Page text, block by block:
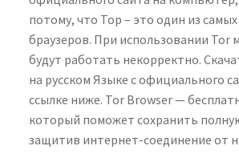
потому, что Тор – это один из
браузеров. При использовании Tor
будут работать некорректно.
на русском Языке с официального
ссылке ниже. Tor Browser —
который поможет сохранить
защитив интернет-соединение от